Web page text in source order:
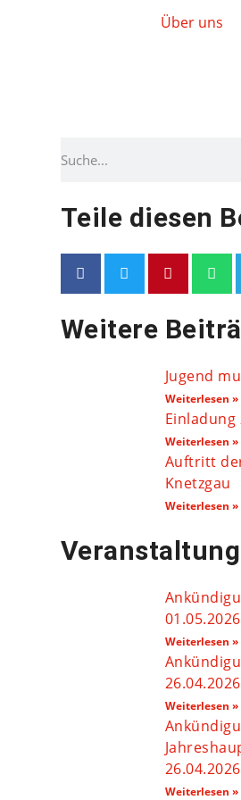
Über uns
Teile diesen
Weitere
Jugend
Weiterlesen »
Einladung
Weiterlesen »
Auftritt
Knetzgau
Weiterlesen »
01.05.2026
Weiterlesen »
26.04.2026
Weiterlesen »
26.04.2026
Weiterlesen »